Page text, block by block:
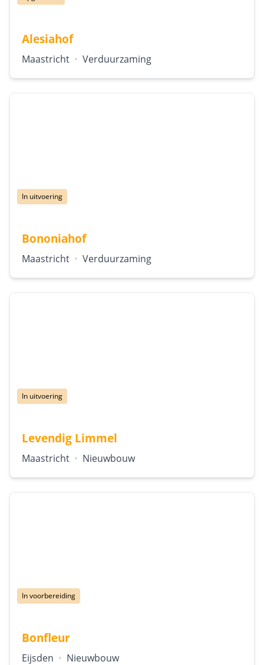
Alesiahof
Locatie:
Maastricht • Type:
Verduurzaming
Status:
In uitvoering
Bononiahof
Locatie:
Maastricht • Type:
Verduurzaming
Status:
In uitvoering
Levendig Limmel
Locatie:
Maastricht • Type:
Nieuwbouw
Status:
In voorbereiding
Bonfleur
Locatie:
Eijsden • Type:
Nieuwbouw